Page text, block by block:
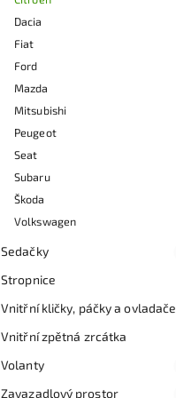
Dacia
Fiat
Ford
Mazda
Mitsubishi
Peugeot
Seat
Subaru
Škoda
Volkswagen
Sedačky
Stropnice
Vnitřní kličky, páčky a ovladače
Vnitřní zpětná zrcátka
Volanty
Zavazadlový prostor